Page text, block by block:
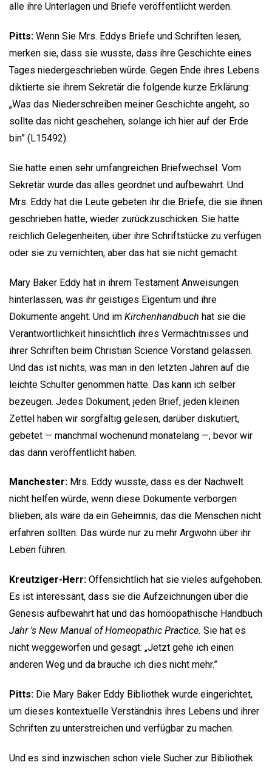
alle ihre Unterlagen und Briefe veröffentlicht werden.
Pitts: Wenn Sie Mrs. Eddys Briefe und Schriften lesen,
merken sie, dass sie wusste, dass ihre Geschichte eines
Tages niedergeschrieben würde. Gegen Ende ihres Lebens
diktierte sie ihrem Sekretär die folgende kurze Erklärung:
„Was das Niederschreiben meiner Geschichte angeht, so
sollte das nicht geschehen, solange ich hier auf der Erde
bin” (L15492).
Sie hatte einen sehr umfangreichen Briefwechsel. Vom
Sekretär wurde das alles geordnet und aufbewahrt. Und
Mrs. Eddy hat die Leute gebeten ihr die Briefe, die sie ihnen
geschrieben hatte, wieder zurückzuschicken. Sie hatte
reichlich Gelegenheiten, über ihre Schriftstücke zu verfügen
oder sie zu vernichten, aber das hat sie nicht gemacht.
Mary Baker Eddy hat in ihrem Testament Anweisungen
hinterlassen, was ihr geistiges Eigentum und ihre
Dokumente angeht. Und im Kirchenhandbuch hat sie die
Verantwortlichkeit hinsichtlich ihres Vermächtnisses und
ihrer Schriften beim Christian Science Vorstand gelassen.
Und das ist nichts, was man in den letzten Jahren auf die
leichte Schulter genommen hätte. Das kann ich selber
bezeugen. Jedes Dokument, jeden Brief, jeden kleinen
Zettel haben wir sorgfältig gelesen, darüber diskutiert,
gebetet — manchmal wochenund monatelang —, bevor wir
das dann veröffentlicht haben.
Manchester: Mrs. Eddy wusste, dass es der Nachwelt
nicht helfen würde, wenn diese Dokumente verborgen
blieben, als wäre da ein Geheimnis, das die Menschen nicht
erfahren sollten. Das würde nur zu mehr Argwohn über ihr
Leben führen.
Kreutziger-Herr: Offensichtlich hat sie vieles aufgehoben.
Es ist interessant, dass sie die Aufzeichnungen über die
Genesis aufbewahrt hat und das homöopathische Handbuch
Jahr 's New Manual of Homeopathic Practice. Sie hat es
nicht weggeworfen und gesagt: „Jetzt gehe ich einen
anderen Weg und da brauche ich dies nicht mehr.”
Pitts: Die Mary Baker Eddy Bibliothek wurde eingerichtet,
um dieses kontextuelle Verständnis ihres Lebens und ihrer
Schriften zu unterstreichen und verfügbar zu machen.
Und es sind inzwischen schon viele Sucher zur Bibliothek